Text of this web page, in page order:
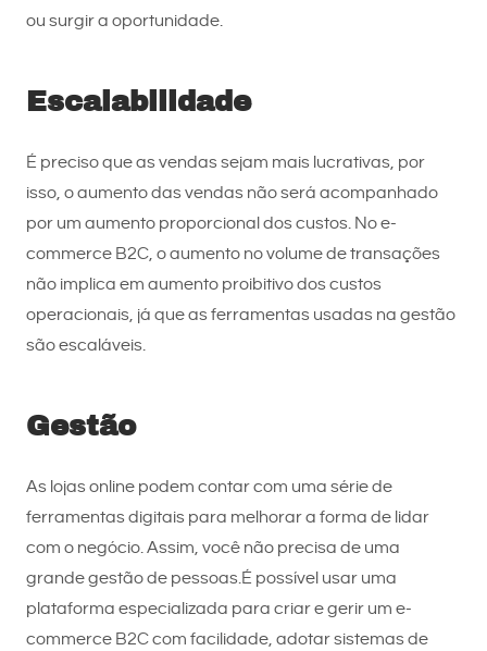
ou surgir a oportunidade.
Escalabilidade
É preciso que as vendas sejam mais lucrativas, por
isso, o aumento das vendas não será acompanhado
por um aumento proporcional dos custos. No e-
commerce B2C, o aumento no volume de transações
não implica em aumento proibitivo dos custos
operacionais, já que as ferramentas usadas na gestão
são escaláveis.
Gestão
As lojas online podem contar com uma série de
ferramentas digitais para melhorar a forma de lidar
com o negócio. Assim, você não precisa de uma
grande gestão de pessoas.É possível usar uma
plataforma especializada para criar e gerir um e-
commerce B2C com facilidade, adotar sistemas de